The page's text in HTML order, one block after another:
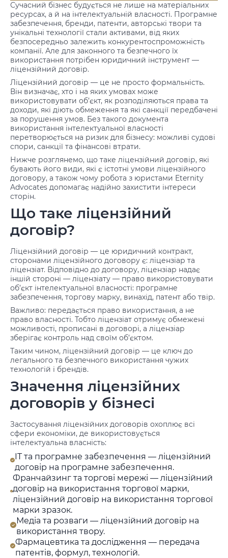
Сучасний бізнес будується не лише на матеріальних
ресурсах, а й на інтелектуальній власності. Програмне
забезпечення, бренди, патенти, авторські твори та
унікальні технології стали активами, від яких
безпосередньо залежить конкурентоспроможність
компанії. Але для законного та безпечного їх
використання потрібен юридичний інструмент —
ліцензійний договір.
Ліцензійний договір — це не просто формальність.
Він визначає, хто і на яких умовах може
використовувати об’єкт, як розподіляються права та
доходи, які діють обмеження та які санкції передбачені
за порушення умов. Без такого документа
використання інтелектуальної власності
перетворюється на ризик для бізнесу: можливі судові
спори, санкції та фінансові втрати.
Нижче розглянемо, що таке ліцензійний договір, які
бувають його види, які є істотні умови ліцензійного
договору, а також чому робота з юристами Eternity
Advocates допомагає надійно захистити інтереси
сторін.
Що таке ліцензійний
договір?
Ліцензійний договір — це юридичний контракт,
сторонами ліцензійного договору є: ліцензіар та
ліцензіат. Відповідно до договору, ліцензіар надає
іншій стороні — ліцензіату — право використовувати
об’єкт інтелектуальної власності: програмне
забезпечення, торгову марку, винахід, патент або твір.
Важливо: передається право використання, а не
право власності. Тобто ліцензіат отримує обмежені
можливості, прописані в договорі, а ліцензіар
зберігає контроль над своїм об’єктом.
Таким чином, ліцензійний договір — це ключ до
легального та безпечного використання чужих
технологій і брендів.
Значення ліцензійних
договорів у бізнесі
Застосування ліцензійних договорів охоплює всі
сфери економіки, де використовується
інтелектуальна власність:
IT та програмне забезпечення — ліцензійний
договір на програмне забезпечення.
Франчайзинг та торгові мережі — ліцензійний
договір на використання торгової марки,
ліцензійний договір на використання торгової
марки зразок.
Медіа та розваги — ліцензійний договір на
використання твору.
Фармацевтика та дослідження — передача
патентів, формул, технологій.